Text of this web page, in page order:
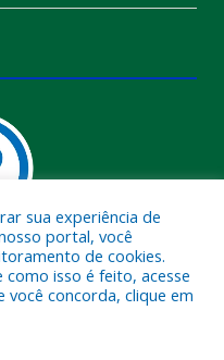
para prefeituras!
onde garantimos em
sua experiência de
portal, você
de cookies.
isso é feito, acesse
você concorda, clique em